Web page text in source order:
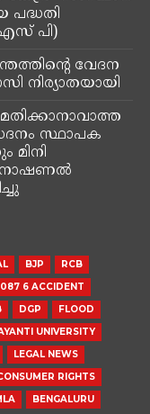
ഉമ്മ